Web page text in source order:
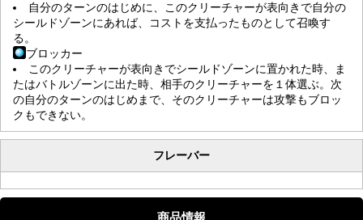
自分のターンのはじめに、このクリーチャーが表向きで自分の
シールドゾーンにあれば、コストを支払ったものとして召喚す
る。
ブロッカー
このクリーチャーが表向きでシールドゾーンに置かれた時、ま
たはバトルゾーンに出た時、相手のクリーチャーを１体選ぶ。次
の自分のターンのはじめまで、そのクリーチャーは攻撃もブロッ
クもできない。
フレーバー